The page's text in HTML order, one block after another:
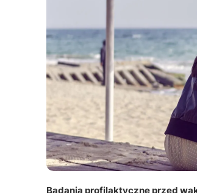
Badania profilaktyczne przed